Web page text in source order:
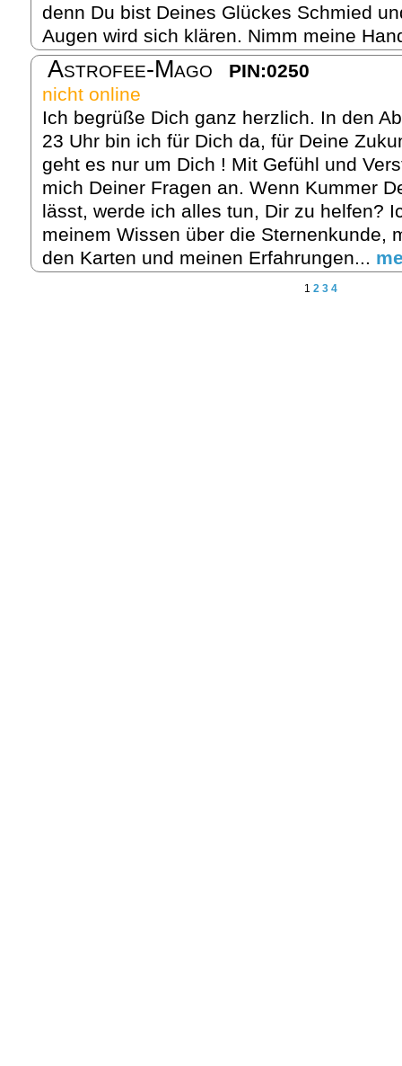
denn Du bist Deines Glückes Schmied
Augen wird sich klären. Nimm meine
Astrofee-Mago
PIN:0250
nicht online
Ich begrüße Dich ganz herzlich. In den
23 Uhr bin ich für Dich da, für Deine
geht es nur um Dich ! Mit Gefühl und
mich Deiner Fragen an. Wenn Kummer
lässt, werde ich alles tun, Dir zu helfen?
meinem Wissen über die Sternenkunde,
den Karten und meinen Erfahrungen...
1 2 3 4